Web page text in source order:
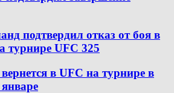
подтвердил отказ от боя в
турнире UFC 325
в UFC на турнире в